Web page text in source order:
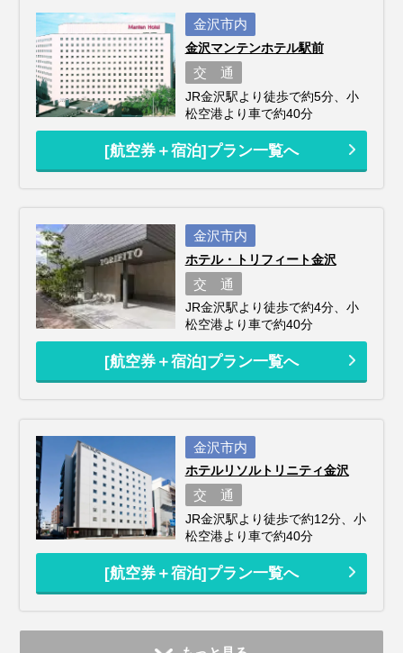
金沢市内
金沢マンテンホテル駅前
交 通
JR金沢駅より徒歩で約5分、小
松空港より車で約40分
[航空券＋宿泊]プラン一覧へ
金沢市内
ホテル・トリフィート金沢
交 通
JR金沢駅より徒歩で約4分、小
松空港より車で約40分
[航空券＋宿泊]プラン一覧へ
金沢市内
ホテルリソルトリニティ金沢
交 通
JR金沢駅より徒歩で約12分、小
松空港より車で約40分
[航空券＋宿泊]プラン一覧へ